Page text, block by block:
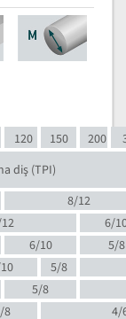
120 150 200
diş (TPI)
8/12
6/
6/10
5/8
5/8
5/8
8
4/